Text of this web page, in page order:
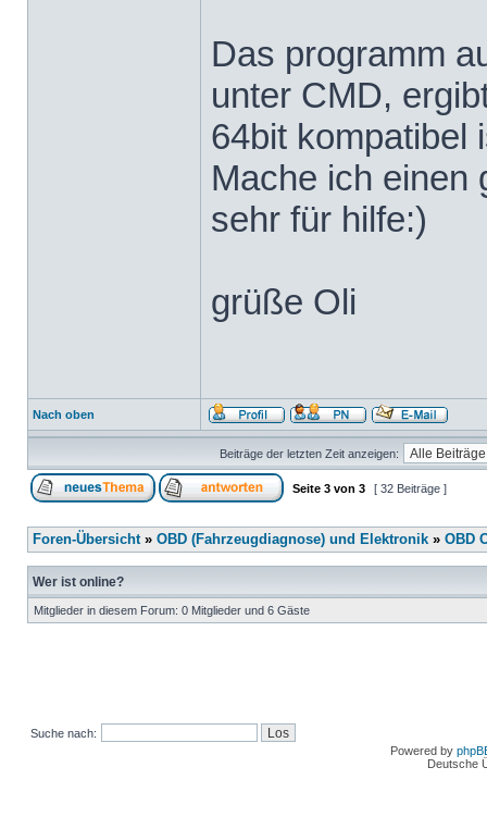
Das programm
unter CMD,
64bit kompatibel
Mache ich einen
sehr für hilfe:)
grüße Oli
Nach oben
Beiträge der letzten Zeit anzeigen:
Seite 3 von 3 [ 32 Beiträge ]
Foren-Übersicht» OBD (Fahrzeugdiagnose) und Elektronik » OBD
Wer ist online?
Mitglieder in diesem Forum: 0 Mitglieder und 6 Gäste
Suche nach:
Powered by
Deutsche